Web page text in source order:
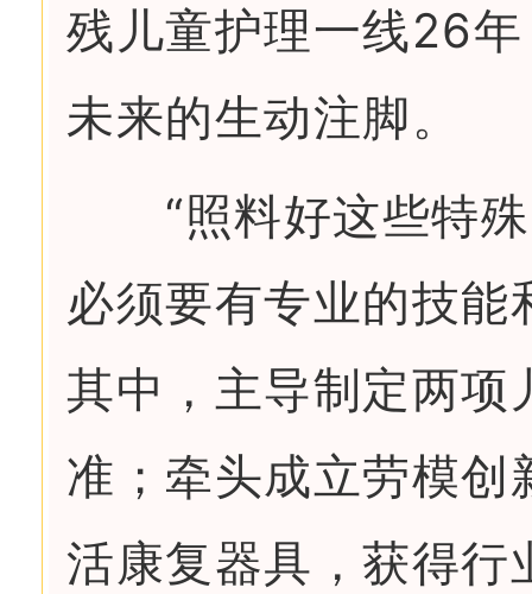
残儿童护理一线26
未来的生动注脚。
“照料好这些特殊
必须要有专业的技能
其中，主导制定两项
准；牵头成立劳模
活康复器具，获得行